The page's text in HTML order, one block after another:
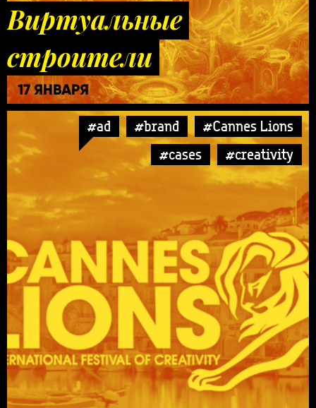
Виртуальные
строители
17 ЯНВАРЯ
#ad #brand
#Cannes Lions
#cases
#creativity